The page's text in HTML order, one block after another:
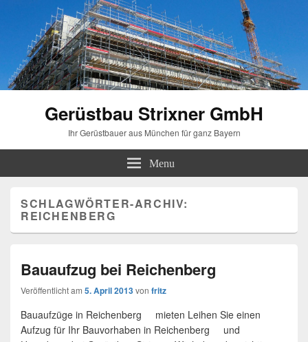
Gerüstbau Strixner GmbH
Ihr Gerüstbauer aus München für ganz Bayern
Menu
SCHLAGWÖRTER-ARCHIV:
REICHENBERG
Bauaufzug bei Reichenberg
Veröffentlicht am 5. April 2013von fritz
Bauaufzüge in Reichenberg mieten Leihen Sie einen
Aufzug für Ihr Bauvorhaben in Reichenberg und